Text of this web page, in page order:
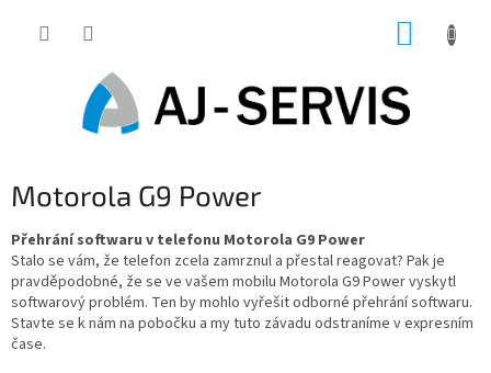
Motorola G9 Power
Přehrání softwaru v telefonu Motorola G9 Power
Stalo se vám, že telefon zcela zamrznul a přestal reagovat? Pak je
pravděpodobné, že se ve vašem mobilu Motorola G9 Power vyskytl
softwarový problém. Ten by mohlo vyřešit odborné přehrání softwaru.
Stavte se k nám na pobočku a my tuto závadu odstraníme v expresním
čase.